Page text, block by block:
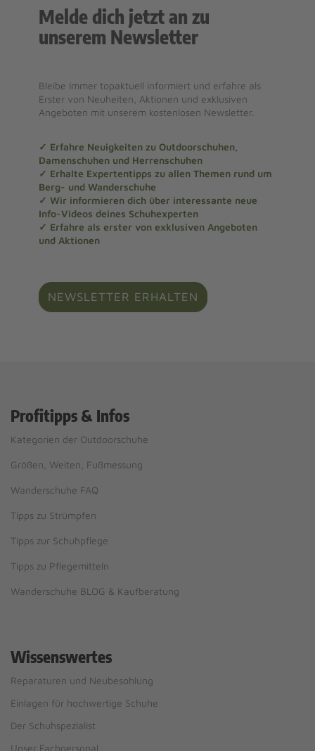
Melde dich jetzt an zu
unserem Newsletter
Bleibe immer topaktuell informiert und erfahre als
Erster von Neuheiten, Aktionen und exklusiven
Angeboten mit unserem kostenlosen Newsletter.
✓ Erfahre Neuigkeiten zu Outdoorschuhen,
Damenschuhen und Herrenschuhen
✓ Erhalte Expertentipps zu allen Themen rund um
Berg- und Wanderschuhe
✓ Wir informieren dich über interessante neue
Info-Videos deines Schuhexperten
✓ Erfahre als erster von exklusiven Angeboten
und Aktionen
NEWSLETTER ERHALTEN
Profitipps & Infos
Kategorien der Outdoorschuhe
Größen, Weiten, Fußmessung
Wanderschuhe FAQ
Tipps zu Strümpfen
Tipps zur Schuhpflege
Tipps zu Pflegemitteln
Wanderschuhe BLOG & Kaufberatung
Wissenswertes
Reparaturen und Neubesohlung
Einlagen für hochwertige Schuhe
Der Schuhspezialist
Unser Fachpersonal